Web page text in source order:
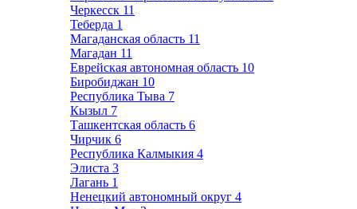
Черкесск 11
Теберда 1
Магаданская область 11
Магадан 11
Еврейская автономная область 10
Биробиджан 10
Республика Тыва 7
Кызыл 7
Ташкентская область 6
Чирчик 6
Республика Калмыкия 4
Элиста 3
Лагань 1
Ненецкий автономный округ 4